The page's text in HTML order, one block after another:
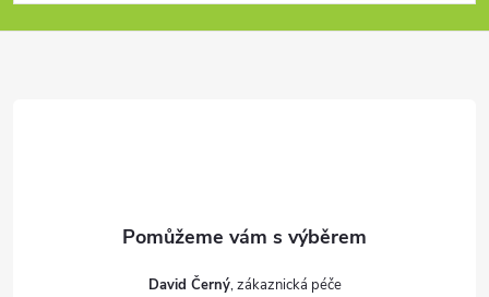
p
David Černý